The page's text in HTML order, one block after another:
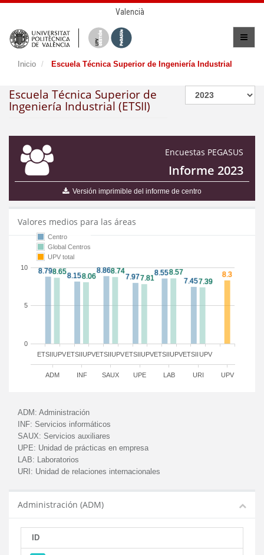
Valencià
Inicio Escuela Técnica Superior de Ingeniería Industrial
Escuela Técnica Superior de
Ingeniería Industrial (ETSII)
Encuestas PEGASUS
Informe 2023
Versión imprimible del informe de centro
Valores medios para las áreas
ETSII ETSII ETSII ETSII ETSII ETSII
UPV UPV UPV UPV UPV UPV
ADM INF SAUX UPE LAB URI UPV
0
5
10
Centro
Global Centros
UPV total
ADM: Administración
INF: Servicios informáticos
SAUX: Servicios auxiliares
UPE: Unidad de prácticas en empresa
LAB: Laboratorios
URI: Unidad de relaciones internacionales
Administración (ADM)
ID